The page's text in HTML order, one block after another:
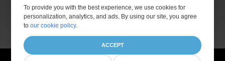
About
To provide you with the best experience, we use cookies for
personalization, analytics, and ads. By using our site, you agree
toour cookie policy.
ACCEPT